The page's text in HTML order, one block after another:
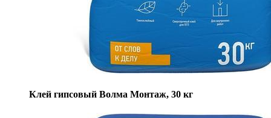
Клей гипсовый Волма Монтаж, 30 кг